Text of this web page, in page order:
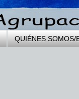
QUIÉNES SOMOS/